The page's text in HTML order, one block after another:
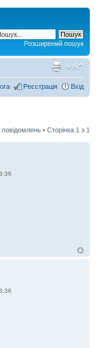
Розширений пошук
Реєстрація Вхід
повідомлень • Сторінка 1 з 1